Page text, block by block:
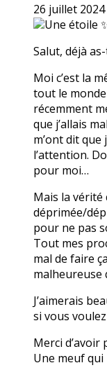
26 juillet
Une étoile
Salut, déjà
Moi c’est la
tout le
récemment
que j’allais
m’ont dit
l’attention.
pour moi…
Mais la vérité
déprimée/
pour ne pas
Tout mes
mal de faire
malheureuse
J’aimerais
si vous
Merci d’avoir
Une meuf qui